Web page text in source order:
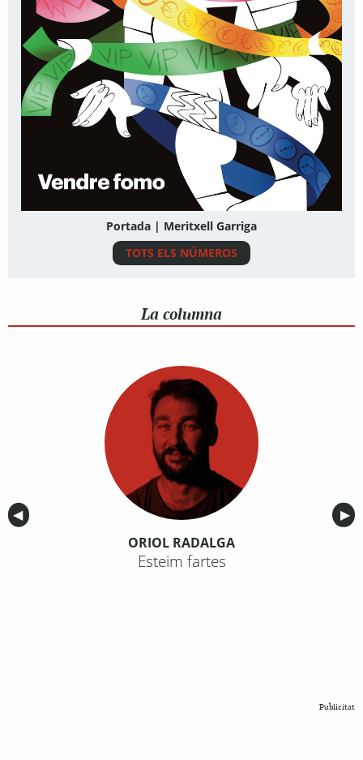
Portada | Meritxell Garriga
TOTS ELS NÚMEROS
La columna
Anterior
◀︎ ▶︎
ORIOL RADALGA
Esteim fartes
Publicitat